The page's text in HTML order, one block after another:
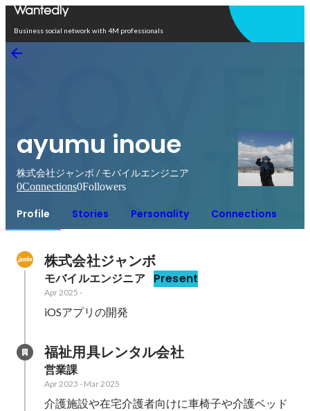
Business social network with 4M professionals
ayumu inoue
株式会社ジャンボ / モバイルエンジニア
0Connections0Followers
Profile Stories Personality Connections
株式会社ジャンボ
モバイルエンジニア Present
Apr 2025 -
iOSアプリの開発
福祉用具レンタル会社
営業課
Apr 2023 - Mar 2025
介護施設や在宅介護者向けに車椅子や介護ベッド